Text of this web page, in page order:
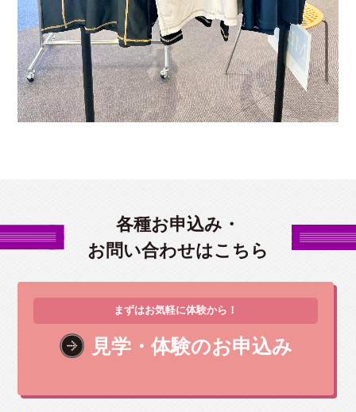
各種お申込み・
お問い合わせはこちら
まずはお気軽に体験から！
見学・体験のお申込み